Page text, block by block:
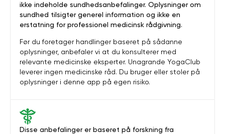
Disse anbefalinger er baseret på forskning fra
ikke indeholde sundhedsanbefalinger. Oplysninger om
sundhed tilsigter generel information og ikke en
erstatning for professionel medicinsk rådgivning.
Før du foretager handlinger baseret på sådanne
oplysninger, anbefaler vi at du konsulterer med
relevante medicinske eksperter. Unagrande YogaClub
leverer ingen medicinske råd. Du bruger eller stoler på
oplysninger i denne app på egen risiko.